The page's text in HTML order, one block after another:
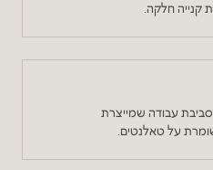
עבודה שמייצרת
על טאלנטים.